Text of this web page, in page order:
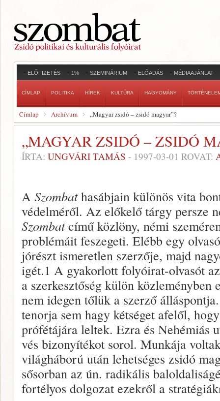
ELŐFIZETÉS 1% SZEMINÁRIUM ELŐADÁS MÉDIAAJÁNLAT
CÍMLAP POLITIKA HÍREK KULTÚRA HAGYOMÁNY
Címlap Archívum „Magyar zsidó – zsidó magyar”?
„MAGYAR ZSIDÓ – ZSIDÓ
ÍRTA: UNGVÁRI TAMÁS - 1997-03-01 ROVAT:
A Szombathasábjain különös vi­ta
védelméről. Az előkelő tárgy persze
Szombatcímű közlöny, némi
problé­máit feszegeti. Elébb egy
jórészt ismeretlen szer­zője, majd
igét.1 A gyakorlott folyóirat-olvasót
a szerkesztőség külön
nem idegen tőlük a szerző
tenor­ja sem hagy kétséget afelől,
prófétájára leltek. Ezra és Nehémiás
vés bizonyítékot sorol. Munkája
világháború után lehetsé­ges zsidó
sősorban az ún. radikális
fortélyos dolgozat ezekről a